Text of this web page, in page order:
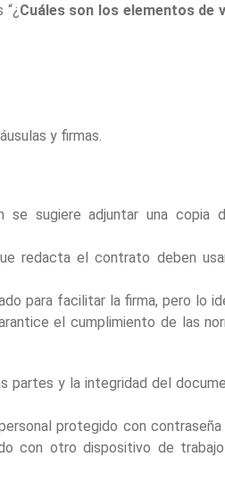
Cuáles son los elementos de
y firmas.
sugiere adjuntar una copia
redacta el contrato deben
para facilitar la firma, pero lo
el cumplimiento de las
partes y la integridad del
protegido con
con otro dispositivo de